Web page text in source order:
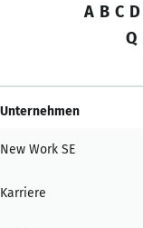
A B C D
Q
Unternehmen
New Work SE
Karriere